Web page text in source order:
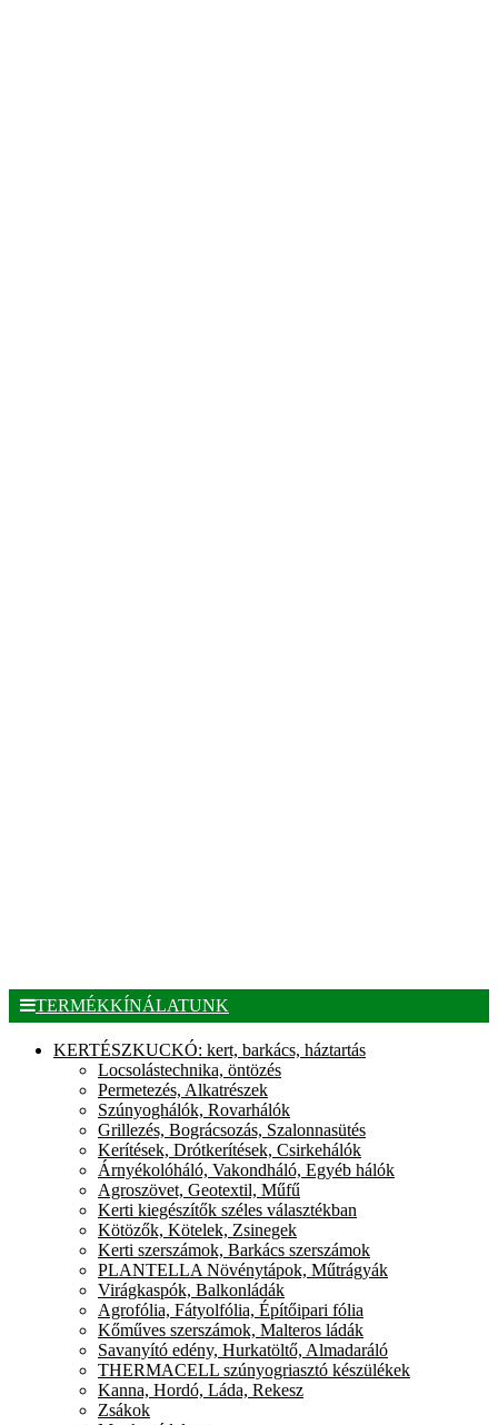
TERMÉKKÍNÁLATUNK
KERTÉSZKUCKÓ: kert, barkács, háztartás
Locsolástechnika, öntözés
Permetezés, Alkatrészek
Szúnyoghálók, Rovarhálók
Grillezés, Bográcsozás, Szalonnasütés
Kerítések, Drótkerítések, Csirkehálók
Árnyékolóháló, Vakondháló, Egyéb hálók
Agroszövet, Geotextil, Műfű
Kerti kiegészítők széles választékban
Kötözők, Kötelek, Zsinegek
Kerti szerszámok, Barkács szerszámok
PLANTELLA Növénytápok, Műtrágyák
Virágkaspók, Balkonládák
Agrofólia, Fátyolfólia, Építőipari fólia
Kőműves szerszámok, Malteros ládák
Savanyító edény, Hurkatöltő, Almadaráló
THERMACELL szúnyogriasztó készülékek
Kanna, Hordó, Láda, Rekesz
Zsákok